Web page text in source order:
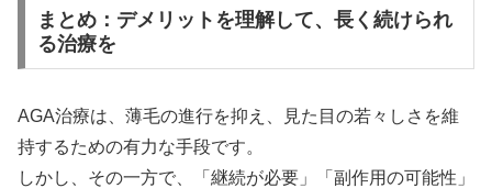
まとめ：デメリットを理解して、長く続けられ
る治療を
AGA治療は、薄毛の進行を抑え、見た目の若々しさを維
持するための有力な手段です。
しかし、その一方で、「継続が必要」「副作用の可能性」